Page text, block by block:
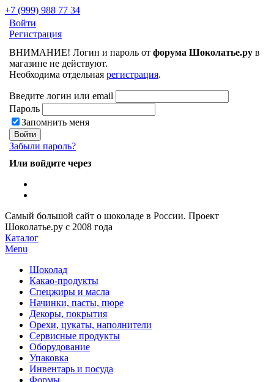
+7 (999) 988 77 34
Войти
Регистрация
ВНИМАНИЕ! Логин и пароль от форума Шоколатье.ру в
магазине не действуют.
Необходима отдельная регистрация.
Введите логин или email
Пароль
Запомнить меня
Забыли пароль?
Или войдите через
Самый большой сайт о шоколаде в России. Проект
Шоколатье.ру с 2008 года
Каталог
Menu
Шоколад
Какао-продукты
Спецжиры и масла
Начинки, пасты, пюре
Декоры, покрытия
Орехи, цукаты, наполнители
Сервисные продукты
Оборудование
Упаковка
Инвентарь и посуда
Формы